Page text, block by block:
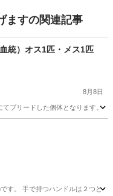
ますの関連記事
統）オス1匹・メス1匹
8月8日
ブリードした個体となります。
す。 手で持つハンドルは２つと